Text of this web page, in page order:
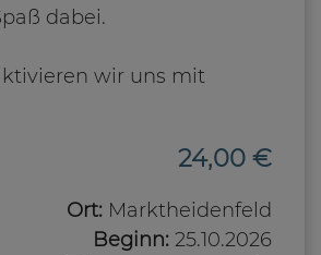
dabei.
wir uns mit
24,00 €
Ort: Marktheidenfeld
Beginn: 25.10.2026